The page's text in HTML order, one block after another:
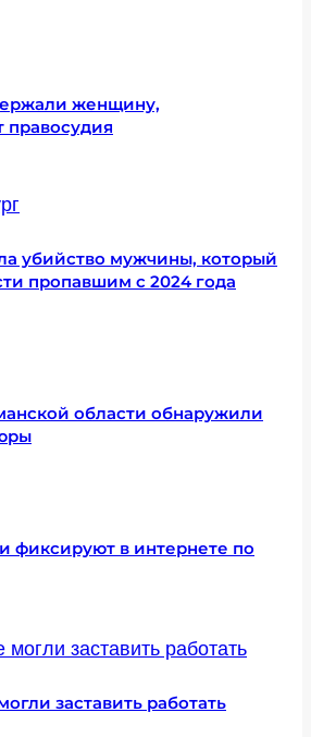
женщину,
правосудия
убийство мужчины, который
пропавшим с 2024 года
области обнаружили
фиксируют в интернете по
заставить работать